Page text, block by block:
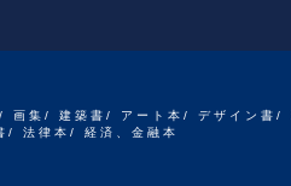
集/ 建築書/ アート本/ デザイン書/
/ 法律本/ 経済、金融本